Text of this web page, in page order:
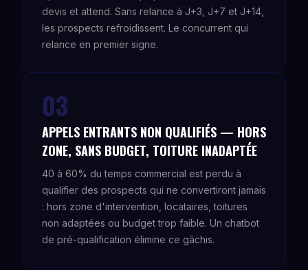
devis et attend. Sans relance à J+3, J+7 et J+14,
les prospects refroidissent. Le concurrent qui
relance en premier signe.
03
APPELS ENTRANTS NON QUALIFIÉS — HORS
ZONE, SANS BUDGET, TOITURE INADAPTÉE
40 à 60% du temps commercial est perdu à
qualifier des prospects qui ne convertiront jamais
: hors zone d'intervention, locataires, toitures
non adaptées ou budget trop faible. Un chatbot
de pré-qualification élimine ce gâchis.